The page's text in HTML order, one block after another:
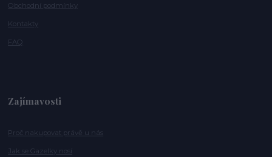
Obchodní podmínky
Kontakty
FAQ
Zajímavosti
Proč nakupovat právě u nás
Jak se Gazelky nosí